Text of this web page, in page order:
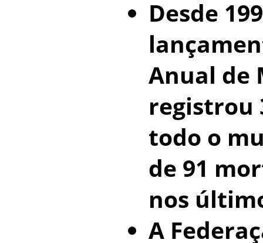
Desde
Anual de
registrou
todo o
de 91
nos
A